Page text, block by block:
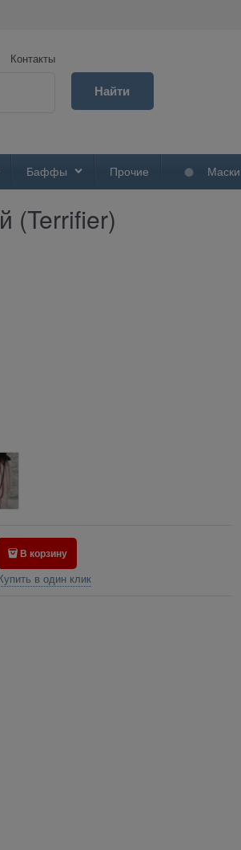
Контакты
Найти
Баффы Прочие
(Terrifier)
В корзину
в один клик